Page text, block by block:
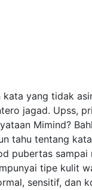
kata yang tidak
jagad. Upss,
Mimind?
tahu tentang
pubertas sampai
tipe kulit
sensitif, dan